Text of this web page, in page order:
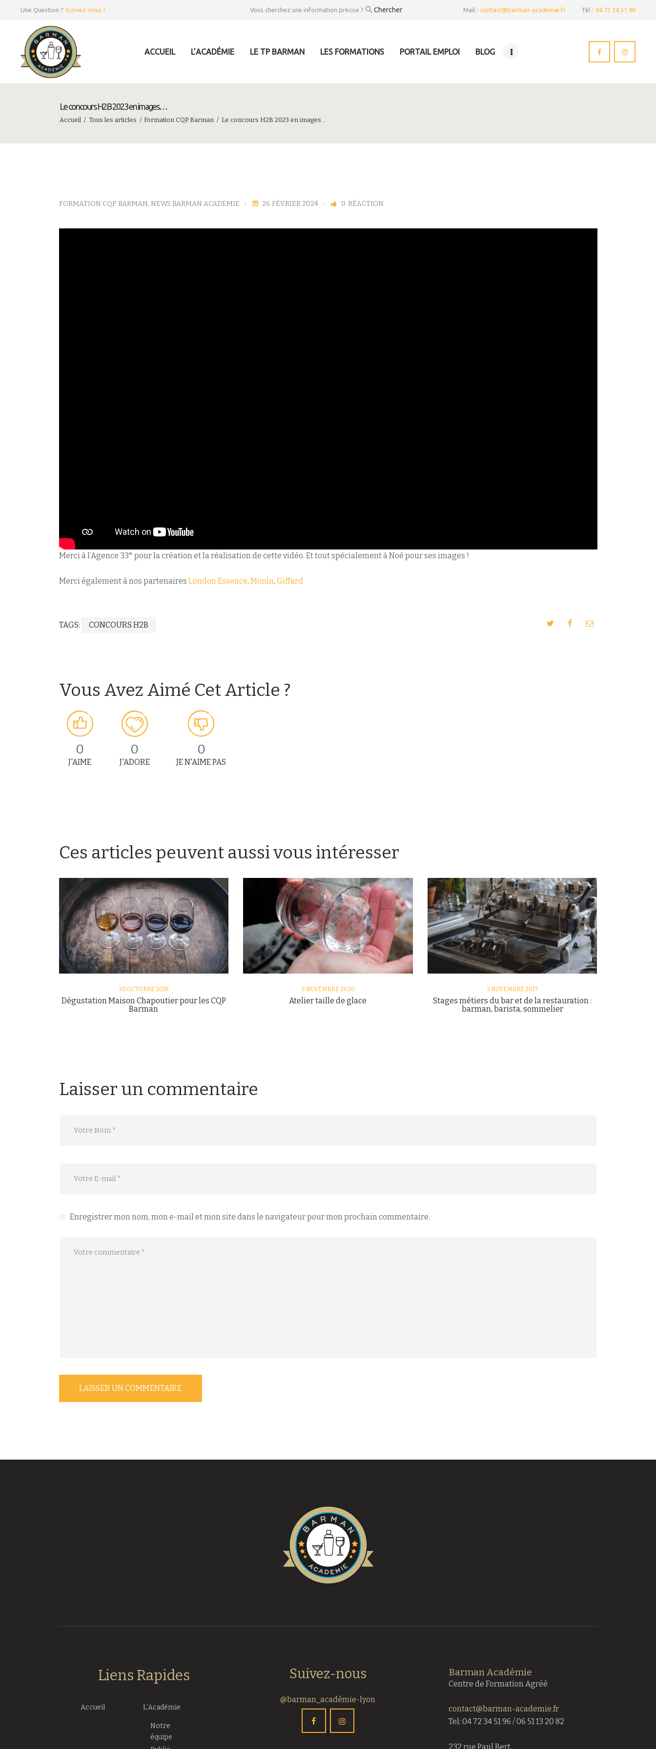
Une Question ? Ecrivez-nous ! Vous cherchez une information précise ? Mail : contact@barman-academie.fr Tél : 04 72 34 51 96
ACCUEIL L’ACADÉMIE LE TP BARMAN LES FORMATIONS PORTAIL EMPLOI BLOG
Le concours H2B 2023 en images…
Accueil Tous les articles Formation CQP Barman Le concours H2B 2023 en images…
FORMATION CQP BARMAN, NEWS BARMAN ACADEMIE 26 FÉVRIER 2024 0 RÉACTION
Merci à l’Agence 33° pour la création et la réalisation de cette vidéo. Et tout spécialement à Noé pour ses images !
Merci également à nos partenaires London Essence, Monin, Giffard
TAGS: CONCOURS H2B
Vous Avez Aimé Cet Article ?
0
J'AIME
0
J'ADORE
0
JE N'AIME PAS
Ces articles peuvent aussi vous intéresser
30 OCTOBRE 2018
Dégustation Maison Chapoutier pour les CQP
Barman
9 NOVEMBRE 2020
Atelier taille de glace
3 NOVEMBRE 2017
Stages métiers du bar et de la restauration :
barman, barista, sommelier
Laisser un commentaire
Enregistrer mon nom, mon e-mail et mon site dans le navigateur pour mon prochain commentaire.
Liens Rapides
Accueil L’Académie
Notre
équipe
Suivez-nous
@barman_académie-lyon
Barman Académie
Centre de Formation Agréé
contact@barman-academie.fr
Tel: 04 72 34 51 96 / 06 51 13 20 82
232 rue Paul Bert,